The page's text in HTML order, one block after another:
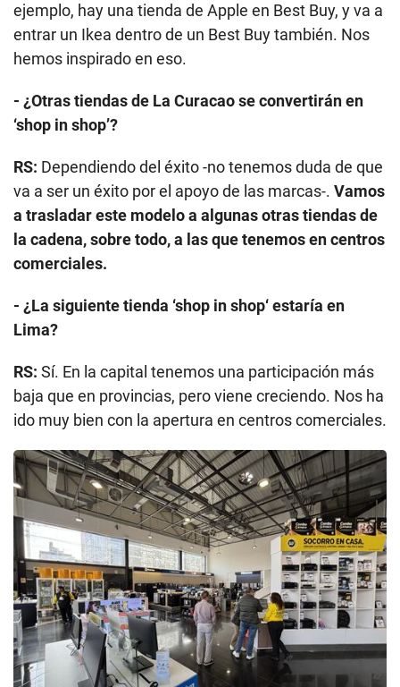
ejemplo, hay una tienda de Apple en Best Buy, y va a
entrar un Ikea dentro de un Best Buy también. Nos
hemos inspirado en eso.
- ¿Otras tiendas de La Curacao se convertirán en
‘shop in shop’?
RS: Dependiendo del éxito -no tenemos duda de que
va a ser un éxito por el apoyo de las marcas-. Vamos
a trasladar este modelo a algunas otras tiendas de
la cadena, sobre todo, a las que tenemos en centros
comerciales.
- ¿La siguiente tienda ‘shop in shop‘ estaría en
Lima?
RS: Sí. En la capital tenemos una participación más
baja que en provincias, pero viene creciendo. Nos ha
ido muy bien con la apertura en centros comerciales.